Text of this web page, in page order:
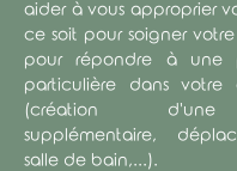
aider à vous approprier
ce soit pour soigner
pour répondre à une
particulière dans votre
(création d'une
supplémentaire,
salle de bain,...).